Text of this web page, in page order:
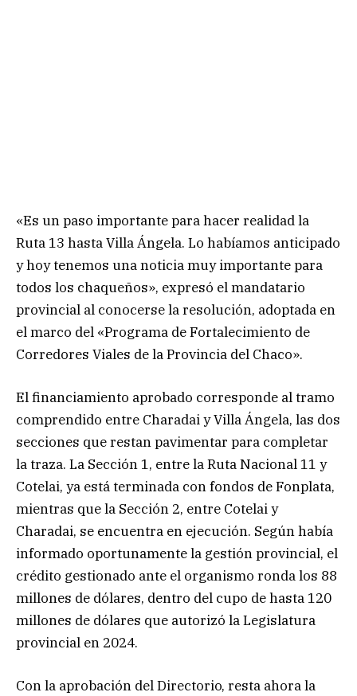
«Es un paso importante para hacer realidad la
Ruta 13 hasta Villa Ángela. Lo habíamos anticipado
y hoy tenemos una noticia muy importante para
todos los chaqueños», expresó el mandatario
provincial al conocerse la resolución, adoptada en
el marco del «Programa de Fortalecimiento de
Corredores Viales de la Provincia del Chaco».
El financiamiento aprobado corresponde al tramo
comprendido entre Charadai y Villa Ángela, las dos
secciones que restan pavimentar para completar
la traza. La Sección 1, entre la Ruta Nacional 11 y
Cotelai, ya está terminada con fondos de Fonplata,
mientras que la Sección 2, entre Cotelai y
Charadai, se encuentra en ejecución. Según había
informado oportunamente la gestión provincial, el
crédito gestionado ante el organismo ronda los 88
millones de dólares, dentro del cupo de hasta 120
millones de dólares que autorizó la Legislatura
provincial en 2024.
Con la aprobación del Directorio, resta ahora la